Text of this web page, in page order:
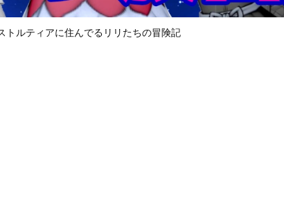
トルティアに住んでるリリたちの冒険記